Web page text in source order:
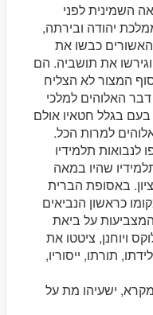
השמינית לפני
יהודה ובירתה,
כבשו את
את תושביה. הם
המצור לא הצליח
האלוהים למלכי
בעם בגלל חטאיו אולם
למרות הכל.
לנבואות תלמידיו
שהיו במאה
באסופת הברית
כראשון הנביאים
על ביאת
ויוחנן, ציטטו את
תורתו, ייסוריו,
ישעיהו מת על